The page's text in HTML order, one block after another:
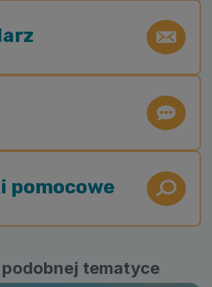
pomocowe
podobnej tematyce